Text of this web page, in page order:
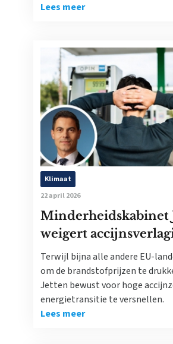
Lees meer
Klimaat
22 april 2026
Minderheidskabinet
weigert
Terwijl bijna alle andere EU-
om de brandstofprijzen te
Jetten bewust voor hoge
energietransitie te versnellen.
Lees meer